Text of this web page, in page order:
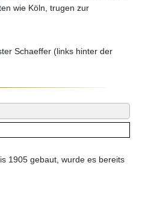
wie Köln, trugen zur
Schaeffer (links hinter der
1905 gebaut, wurde es bereits